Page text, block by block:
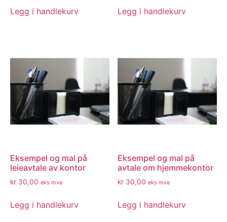
Legg i handlekurv Legg i handlekurv
Eksempel og mal på
leieavtale av kontor
kr 30,00 eks mva
Legg i handlekurv
Eksempel og mal på
avtale om hjemmekontor
kr 30,00 eks mva
Legg i handlekurv